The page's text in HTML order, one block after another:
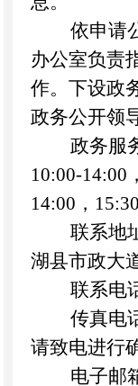
依申请
办公室负责
作。下设政
政务公开领
政务服
10:00-14:00
14:00，
联系地
湖县市政大
联系电
传真电
请致电进行
电子邮